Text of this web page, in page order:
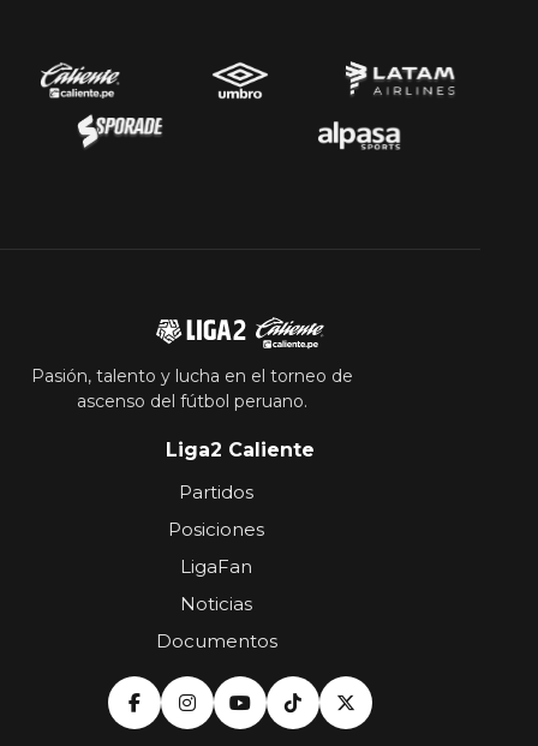
Pasión, talento y lucha en el torneo de
ascenso del fútbol peruano.
Liga2 Caliente
Partidos
Posiciones
LigaFan
Noticias
Documentos